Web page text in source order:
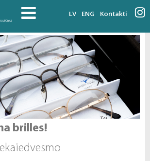
LV ENG Kontakti
brilles!